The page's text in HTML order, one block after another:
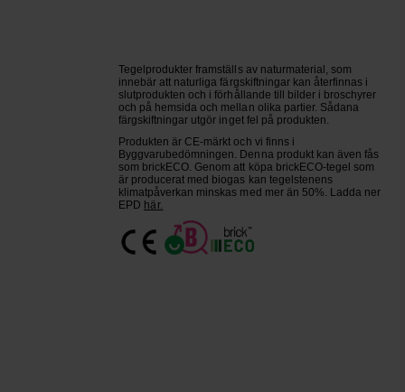
Tegelprodukter framställs av naturmaterial, som
innebär att naturliga färgskiftningar kan återfinnas i
slutprodukten och i förhållande till bilder i broschyrer
och på hemsida och mellan olika partier. Sådana
färgskiftningar utgör inget fel på produkten.
Produkten är CE-märkt och vi finns i
Byggvarubedömningen. Denna produkt kan även fås
som brickECO. Genom att köpa brickECO-tegel som
är producerat med biogas kan tegelstenens
klimatpåverkan minskas med mer än 50%. Ladda ner
EPD här.